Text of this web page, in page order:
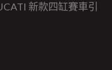
新款四缸賽車引